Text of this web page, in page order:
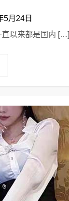
5月24日
直以来都是国内 […]